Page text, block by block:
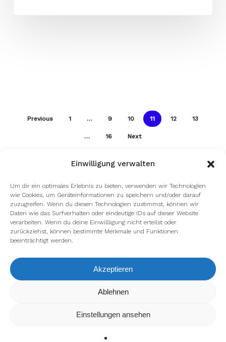
Einwilligung verwalten
Um dir ein optimales Erlebnis zu bieten, verwenden wir Technologien
wie Cookies, um Geräteinformationen zu speichern und/oder darauf
zuzugreifen. Wenn du diesen Technologien zustimmst, können wir
Daten wie das Surfverhalten oder eindeutige IDs auf dieser Website
verarbeiten. Wenn du deine Einwillligung nicht erteilst oder
zurückziehst, können bestimmte Merkmale und Funktionen
beeinträchtigt werden.
Akzeptieren
Ablehnen
Einstellungen ansehen
Previous 1 … 9 10 11 12 13
… 16 Next
Wir verwenden Cookies, um dir die bestmögliche Erfahrung auf
kannst du erfahren, welche Cookies wir
verwenden oder sie ausschalten.